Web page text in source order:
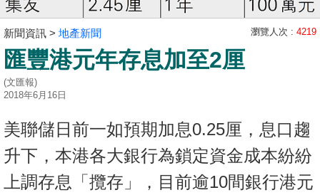
業
放
盤
宅
按
揭
地
新聞資訊 > 地產新聞 瀏覽人次 : 4219
匯豐港元年存息加至2厘
(文匯報)
2018年6月16日
美聯儲日前一如預期加息0.25厘，息口趨
升下，本港各大銀行為鎖定資金成本紛紛
上調存息「攬存」，目前逾10間銀行港元